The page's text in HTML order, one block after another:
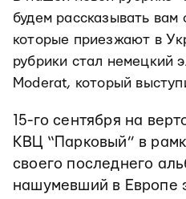
будем рассказывать вам
которые приезжают в
рубрики стал немецкий
Moderat, который
15-го сентября на
КВЦ “Парковый” в
своего последнего
нашумевший в Европе